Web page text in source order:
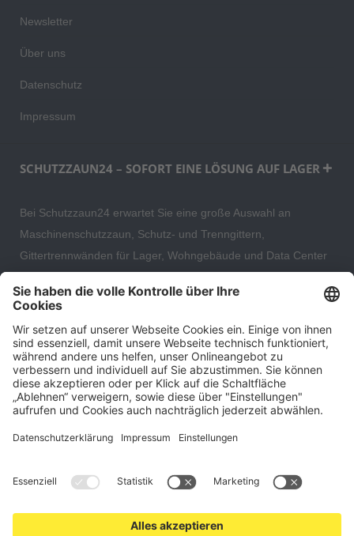
Newsletter
Über uns
Datenschutz
Impressum
SCHUTZZAUN24 – SOFORT EINE LÖSUNG AUF LAGER
Bei Schutzzaun24 erwartet Sie eine große Auswahl an
Maschinenschutzzaun, Schutz- und Trenngittern,
Gittertrennwänden für Lager, Wohngebäude und Data Center
hochwertige Gartenzäune und Zaunsysteme für die sichere
öffentlichen Grundstücken. Darüber hinaus finden Sie bei uns
Produkte der Betriebsausstattung, wie Absperrtechnik,
Transportgeräte, Verkehrssicherung sowie Bau- und
Eventsicherung.
Cookie-Einstellungen Über uns
freibleibend. Solange der Vorrat reicht.
© 2026 schutzzaun24.de